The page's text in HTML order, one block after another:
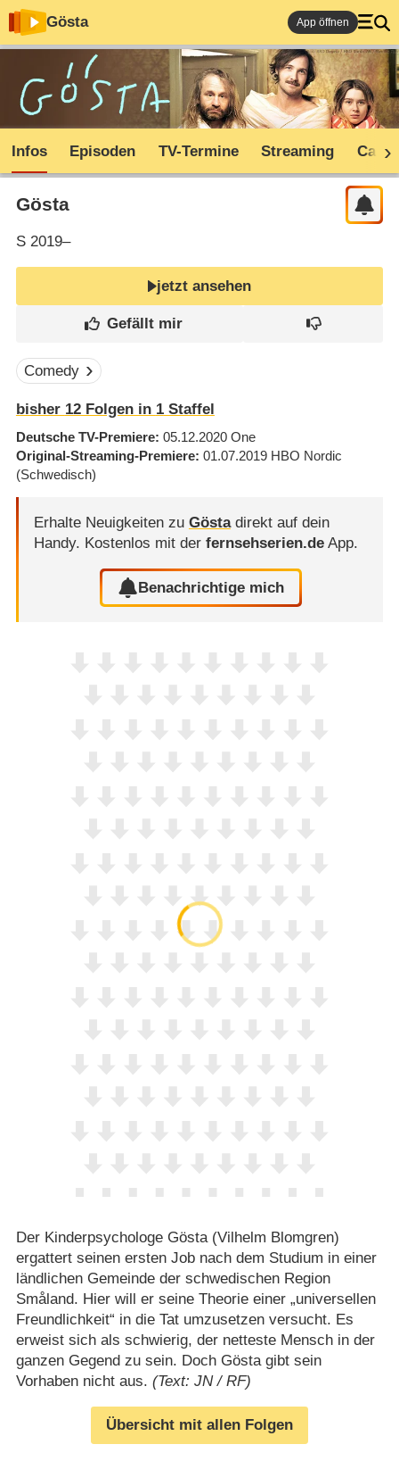
Gösta App öffnen
Infos Episoden TV-Termine Streaming Cast
Gösta
S2019–
jetzt ansehen
Comedy
bisher 12Folgen in 1Staffel
Deutsche TV-Premiere 05.12.2020 One
Original-Streaming-Premiere 01.07.2019 HBO Nordic
(Schwedisch)
Erhalte Neuigkeiten zu Göstadirekt auf dein
Handy. Kostenlos mit der fernsehserien.deApp.
Benachrichtige mich
Der Kinderpsychologe Gösta (Vilhelm Blomgren)
ergattert seinen ersten Job nach dem Studium in einer
ländlichen Gemeinde der schwedischen Region
Småland. Hier will er seine Theorie einer „universellen
Freundlichkeit“ in die Tat umzusetzen versucht. Es
erweist sich als schwierig, der netteste Mensch in der
ganzen Gegend zu sein. Doch Gösta gibt sein
Vorhaben nicht aus. (Text: JN / RF)
Übersicht mit allen Folgen